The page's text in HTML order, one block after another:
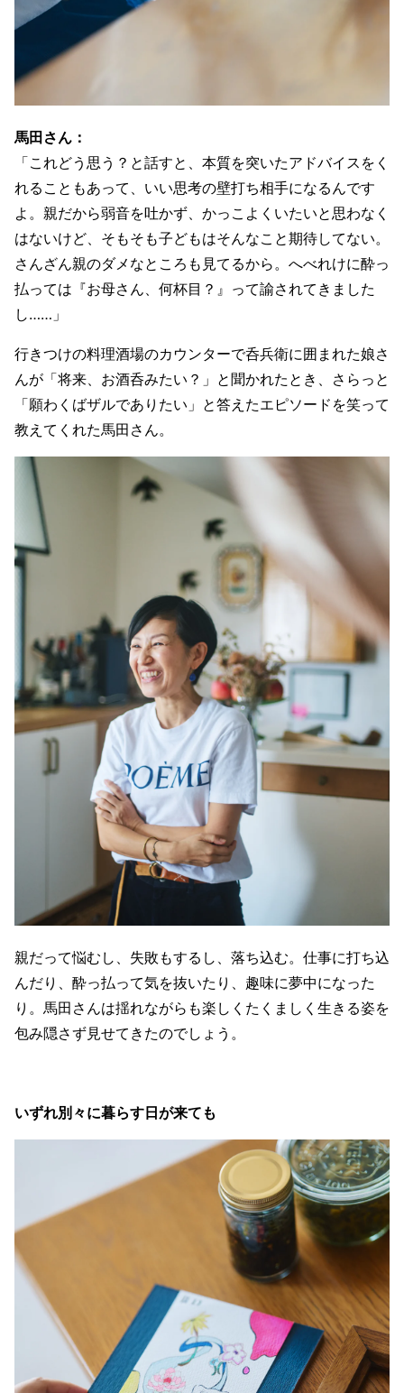
馬田さん：
「これどう思う？と話すと、本質を突いたアドバイスをく
れることもあって、いい思考の壁打ち相手になるんです
よ。親だから弱音を吐かず、かっこよくいたいと思わなく
はないけど、そもそも子どもはそんなこと期待してない。
さんざん親のダメなところも見てるから。へべれけに酔っ
払っては『お母さん、何杯目？』って諭されてきました
し……」
行きつけの料理酒場のカウンターで呑兵衛に囲まれた娘さ
んが「将来、お酒呑みたい？」と聞かれたとき、さらっと
「願わくばザルでありたい」と答えたエピソードを笑って
教えてくれた馬田さん。
親だって悩むし、失敗もするし、落ち込む。仕事に打ち込
んだり、酔っ払って気を抜いたり、趣味に夢中になった
り。馬田さんは揺れながらも楽しくたくましく生きる姿を
包み隠さず見せてきたのでしょう。
いずれ別々に暮らす日が来ても